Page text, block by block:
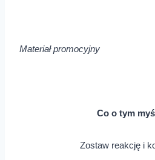
Materiał promocyjny
Co o tym
Zostaw reakcję i